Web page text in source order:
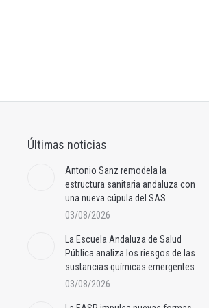
Últimas noticias
Antonio Sanz remodela la
estructura sanitaria andaluza con
una nueva cúpula del SAS
03/08/2026
La Escuela Andaluza de Salud
Pública analiza los riesgos de las
sustancias químicas emergentes
03/08/2026